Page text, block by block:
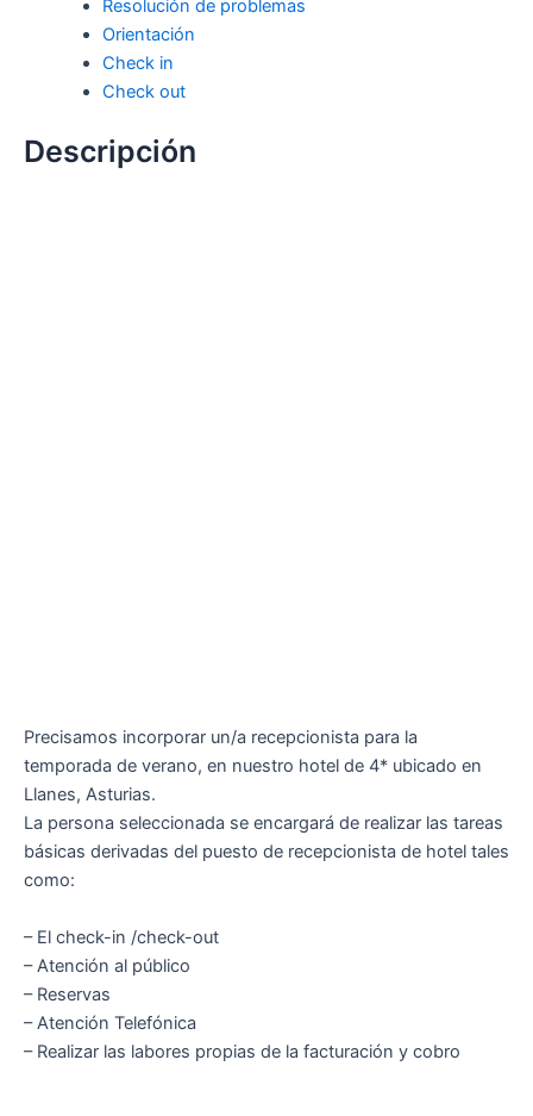
Resolución de problemas
Orientación
Check in
Check out
Descripción
Precisamos incorporar un/a recepcionista para la
temporada de verano, en nuestro hotel de 4* ubicado en
Llanes, Asturias.
La persona seleccionada se encargará de realizar las tareas
básicas derivadas del puesto de recepcionista de hotel tales
como:
– El check-in /check-out
– Atención al público
– Reservas
– Atención Telefónica
– Realizar las labores propias de la facturación y cobro